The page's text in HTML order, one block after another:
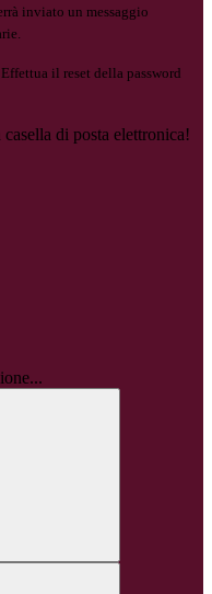
inviato un messaggio
il reset della password
di posta elettronica!